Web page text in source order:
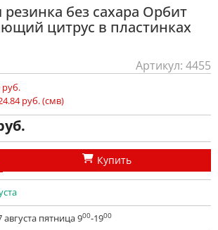
без сахара Орбит
цитрус в пластинках
Артикул: 4455
руб.
руб. (смв)
Купить
пятница 900-1900